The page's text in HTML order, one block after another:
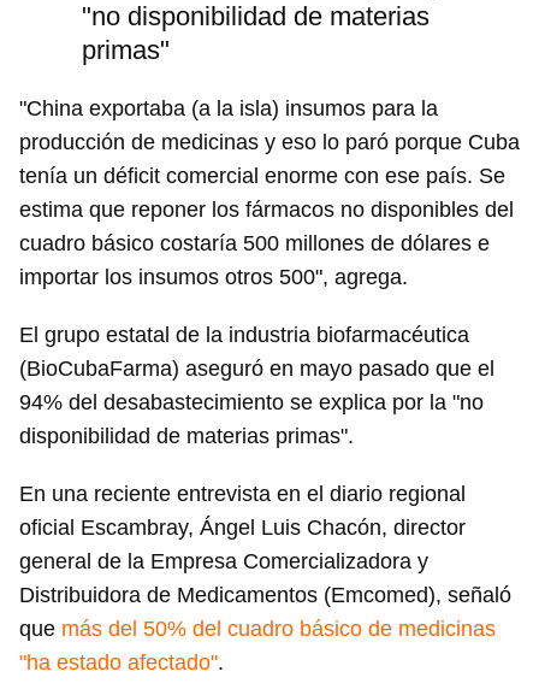
Guardar como favorito
Para poder guardar como favorito, primero has de
INICIAR SESIÓN CANCELAR
"no disponibilidad de materias
primas"
"China exportaba (a la isla) insumos para la
producción de medicinas y eso lo paró porque Cuba
tenía un déficit comercial enorme con ese país. Se
estima que reponer los fármacos no disponibles del
cuadro básico costaría 500 millones de dólares e
importar los insumos otros 500", agrega.
El grupo estatal de la industria biofarmacéutica
(BioCubaFarma) aseguró en mayo pasado que el
94% del desabastecimiento se explica por la "no
disponibilidad de materias primas".
En una reciente entrevista en el diario regional
oficial Escambray, Ángel Luis Chacón, director
general de la Empresa Comercializadora y
Distribuidora de Medicamentos (Emcomed), señaló
que más del 50% del cuadro básico de medicinas
"ha estado afectado".